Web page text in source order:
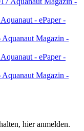
Aquanaut - ePaper -
Aquanaut Magazin -
Aquanaut - ePaper -
Aquanaut Magazin -
hier anmelden.